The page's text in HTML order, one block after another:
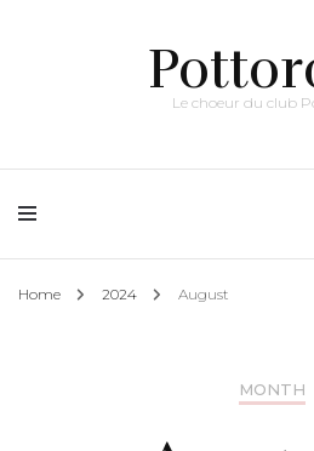
Le choeur du club
Home 2024 August
MONTH